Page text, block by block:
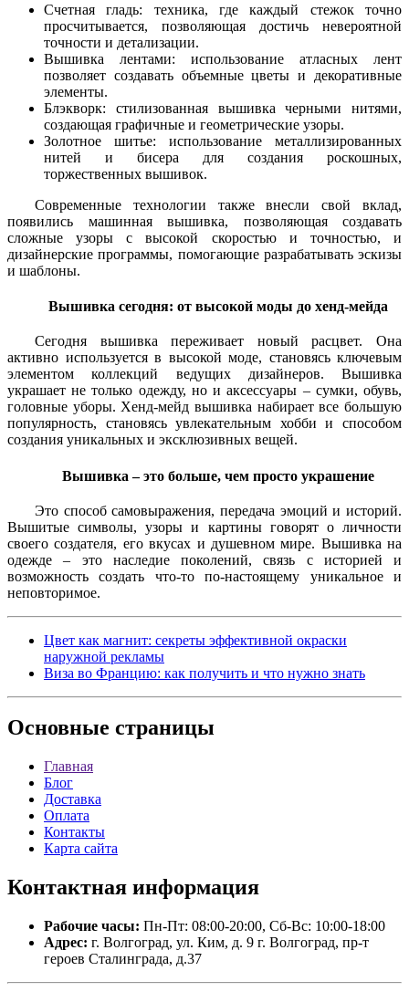
Счетная гладь: техника, где каждый стежок точно
просчитывается, позволяющая достичь невероятной
точности и детализации.
Вышивка лентами: использование атласных лент
позволяет создавать объемные цветы и декоративные
элементы.
Блэкворк: стилизованная вышивка черными нитями,
создающая графичные и геометрические узоры.
Золотное шитье: использование металлизированных
нитей и бисера для создания роскошных,
торжественных вышивок.
Современные технологии также внесли свой вклад,
появились машинная вышивка, позволяющая создавать
сложные узоры с высокой скоростью и точностью, и
дизайнерские программы, помогающие разрабатывать эскизы
и шаблоны.
Вышивка сегодня: от высокой моды до хенд-мейда
Сегодня вышивка переживает новый расцвет. Она
активно используется в высокой моде, становясь ключевым
элементом коллекций ведущих дизайнеров. Вышивка
украшает не только одежду, но и аксессуары – сумки, обувь,
головные уборы. Хенд-мейд вышивка набирает все большую
популярность, становясь увлекательным хобби и способом
создания уникальных и эксклюзивных вещей.
Вышивка – это больше, чем просто украшение
Это способ самовыражения, передача эмоций и историй.
Вышитые символы, узоры и картины говорят о личности
своего создателя, его вкусах и душевном мире. Вышивка на
одежде – это наследие поколений, связь с историей и
возможность создать что-то по-настоящему уникальное и
неповторимое.
Цвет как магнит: секреты эффективной окраски
наружной рекламы
Виза во Францию: как получить и что нужно знать
Основные страницы
Главная
Блог
Доставка
Оплата
Контакты
Карта сайта
Контактная информация
Рабочие часы: Пн-Пт: 08:00-20:00, Сб-Вс: 10:00-18:00
Адрес: г. Волгоград, ул. Ким, д. 9 г. Волгоград, пр-т
героев Сталинграда, д.37